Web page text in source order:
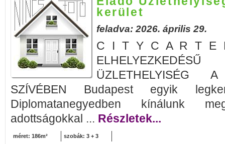
kerület
feladva: 2026. április 29.
C I T Y C A R T E L
ÜZLETHELYISÉG A
SZÍVÉBEN Budapest egyik
Diplomatanegyedben kínálunk
adottságokkal ... Részletek...
méret: 186m² szobák: 3 + 3